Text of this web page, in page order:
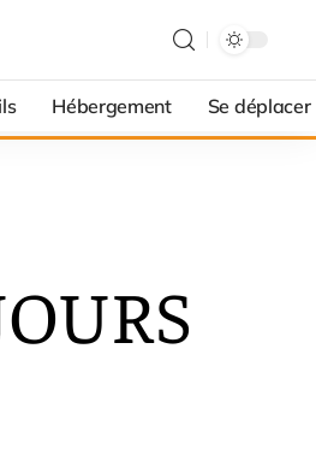
Hébergement Se déplacer